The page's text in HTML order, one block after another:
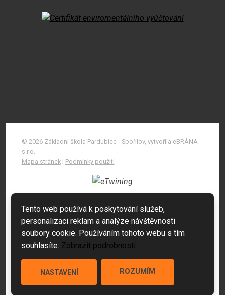
© 2026 Základní škola Pardubice - Spořilov, vytvořila eBRÁNA
s.r.o.
Mapa stránek| Podmínky použití
Tento web používá k poskytování služeb,
personalizaci reklam a analýze návštěvnosti
soubory cookie. Používáním tohoto webu s tím
souhlasíte. Zobrazit podrobnosti
NASTAVENÍ ROZUMÍM